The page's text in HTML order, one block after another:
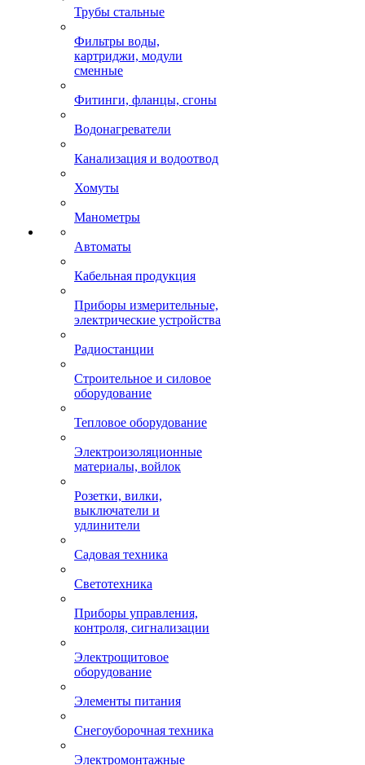
Трубы стальные
Фильтры воды,
картриджи, модули
сменные
Фитинги, фланцы, сгоны
Водонагреватели
Канализация и водоотвод
Хомуты
Манометры
Автоматы
Кабельная продукция
Приборы измерительные,
электрические устройства
Радиостанции
Строительное и силовое
оборудование
Тепловое оборудование
Электроизоляционные
материалы, войлок
Розетки, вилки,
выключатели и
удлинители
Садовая техника
Светотехника
Приборы управления,
контроля, сигнализации
Электрощитовое
оборудование
Элементы питания
Снегоуборочная техника
Электромонтажные